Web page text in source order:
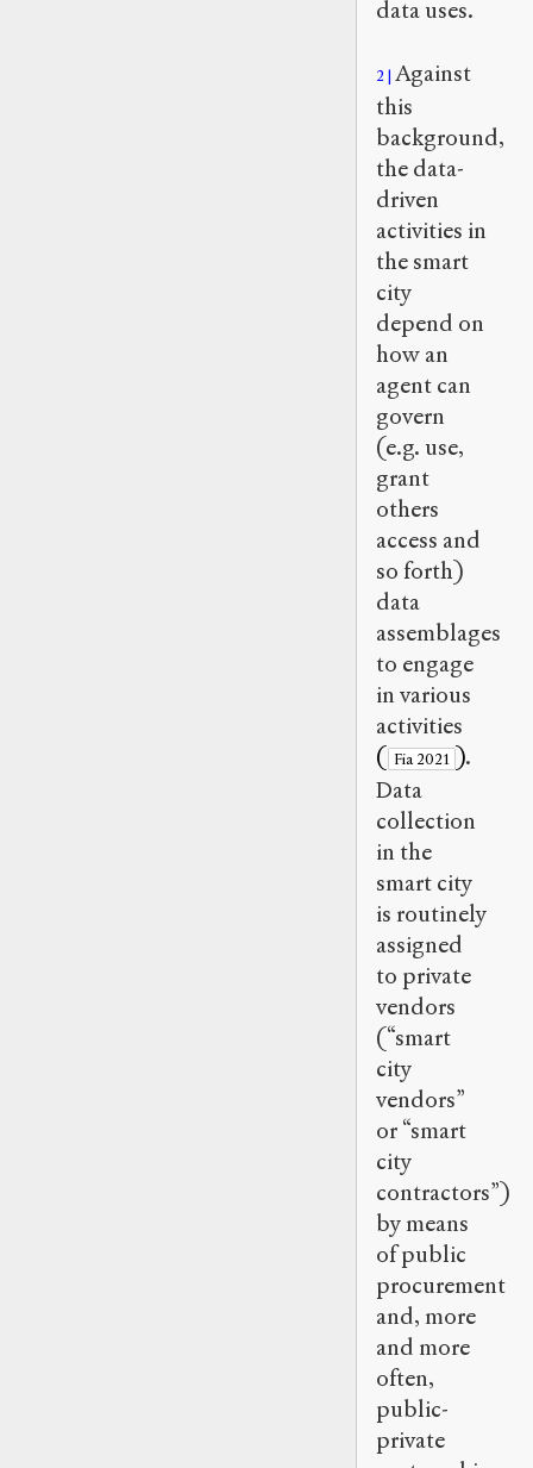
data uses.
2 Against
this
background,
the data-
driven
activities in
the smart
city
depend on
how an
agent can
govern
(e.g. use,
grant
others
access and
so forth)
data
assemblages
to engage
in various
activities
( Fia 2021 ).
Data
collection
in the
smart city
is routinely
assigned
to private
vendors
(“smart
city
vendors”
or “smart
city
contractors”)
by means
of public
procurement
and, more
and more
often,
public-
private